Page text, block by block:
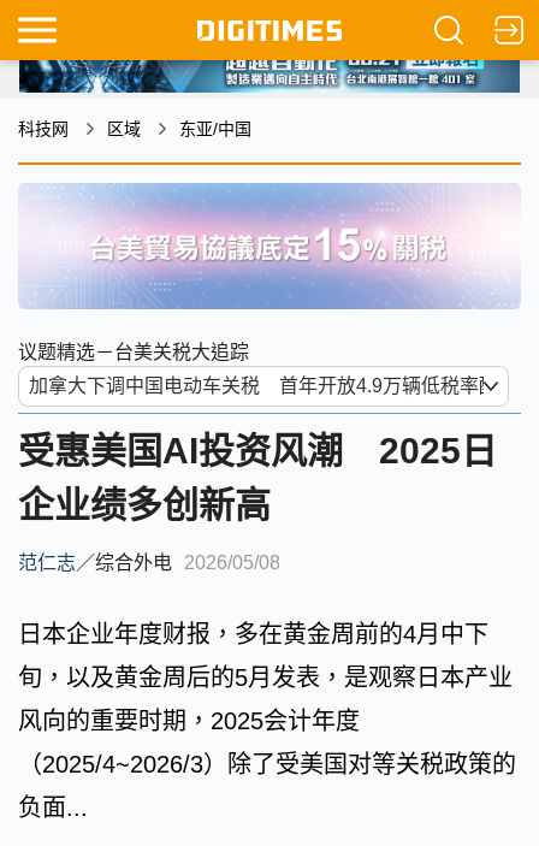
科技网 区域 东亚/中国
议题精选－台美关税大追踪
受惠美国AI投资风潮 2025日
企业绩多创新高
范仁志／综合外电 2026/05/08
日本企业年度财报，多在黄金周前的4月中下
旬，以及黄金周后的5月发表，是观察日本产业
风向的重要时期，2025会计年度
（2025/4~2026/3）除了受美国对等关税政策的
负面...